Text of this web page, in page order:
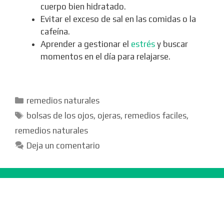
cuerpo bien hidratado.
Evitar el exceso de sal en las comidas o la
cafeína.
Aprender a gestionar el estrés y buscar
momentos en el día para relajarse.
Categorías
remedios naturales
Etiquetas
bolsas de los ojos, ojeras, remedios faciles,
remedios naturales
Deja un comentario